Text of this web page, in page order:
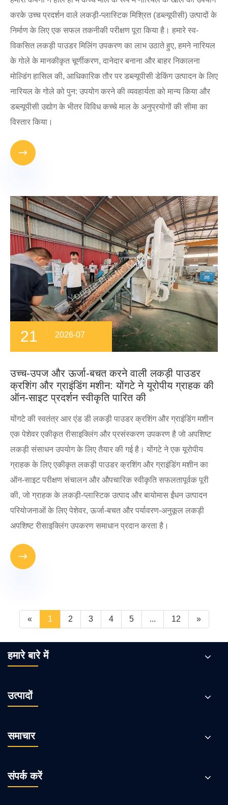
करके उच्च प्रदर्शन वाले लकड़ी-प्लास्टिक मिश्रित (डब्ल्यूपीसी) उत्पादों के
निर्माण के लिए एक सफल तकनीकी परीक्षण पूरा किया है। हमारे स्व-
विकसित लकड़ी पाउडर मिलिंग उपकरण का लाभ उठाते हुए, हमने नारियल
के गोले के मानकीकृत चूर्णीकरण, दानेदार बनाना और बाहर निकालना
मोल्डिंग हासिल की, आधिकारिक तौर पर डब्ल्यूपीसी डेकिंग उत्पादन के लिए
नारियल के गोले को पुन: उपयोग करने की व्यवहार्यता को मान्य किया और
डब्ल्यूपीसी उद्योग के भीतर विविध कच्चे माल के अनुप्रयोगों की सीमा का
विस्तार किया।

21 2026-07
उच्च-उपज और ऊर्जा-बचत करने वाली लकड़ी पाउडर
क्रशिंग और ग्राइंडिंग मशीन: योंगटे ने यूरोपीय ग्राहक की
ऑन-साइट प्रदर्शन स्वीकृति पारित की
योंगटे की स्वतंत्र आर एंड डी लकड़ी पाउडर क्रशिंग और ग्राइंडिंग मशीन
एक पेशेवर एकीकृत रीसाइक्लिंग और प्रसंस्करण उपकरण है जो अपशिष्ट
लकड़ी संसाधन उपयोग के लिए तैयार की गई है। योंगटे ने एक यूरोपीय
ग्राहक के लिए एकीकृत लकड़ी पाउडर क्रशिंग और ग्राइंडिंग मशीन का
ऑन-साइट परीक्षण संचालन और औपचारिक स्वीकृति सफलतापूर्वक पूरी
की, जो ग्राहक के लकड़ी-प्लास्टिक उत्पाद और बायोमास ईंधन उत्पादन
परियोजनाओं के लिए पेशेवर, ऊर्जा-बचत और पर्यावरण-अनुकूल लकड़ी
अपशिष्ट रीसाइक्लिंग उपकरण समाधान प्रदान करता है।

« 1 2 3 4 5 ... 12 »
हमारे बारे में
उत्पादों
समाचार
संपर्क करें